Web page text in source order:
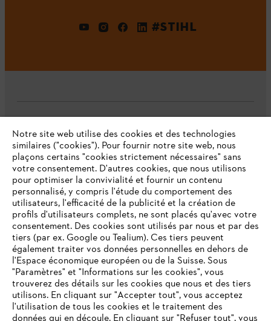
#STIHL
L'Entreprise
Questions fréquentes
Service
Politique de protection des données
VOTRE NAVIGATEUR INTERNET
N'EST PLUS PRIS EN CHARGE
Notre site web utilise des cookies et des technologies
similaires ("cookies"). Pour fournir notre site web, nous
plaçons certains "cookies strictement nécessaires" sans
votre consentement. D'autres cookies, que nous utilisons
pour optimiser la convivialité et fournir un contenu
personnalisé, y compris l'étude du comportement des
utilisateurs, l'efficacité de la publicité et la création de
profils d'utilisateurs complets, ne sont placés qu'avec votre
consentement. Des cookies sont utilisés par nous et par des
tiers (par ex. Google ou Tealium). Ces tiers peuvent
également traiter vos données personnelles en dehors de
l'Espace économique européen ou de la Suisse. Sous
"Paramètres" et "Informations sur les cookies", vous
trouverez des détails sur les cookies que nous et des tiers
utilisons. En cliquant sur "Accepter tout", vous acceptez
l'utilisation de tous les cookies et le traitement des